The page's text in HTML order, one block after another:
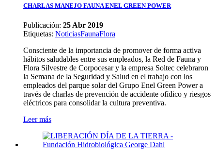
CHARLAS MANEJO FAUNA ENEL GREEN POWER
Publicación: 25 Abr 2019
Etiquetas: NoticiasFaunaFlora
Consciente de la importancia de promover de forma activa
hábitos saludables entre sus empleados, la Red de Fauna y
Flora Silvestre de Corpocesar y la empresa Soltec celebraron
la Semana de la Seguridad y Salud en el trabajo con los
empleados del parque solar del Grupo Enel Green Power a
través de charlas de prevención de accidente ofídico y riesgos
eléctricos para consolidar la cultura preventiva.
Leer más